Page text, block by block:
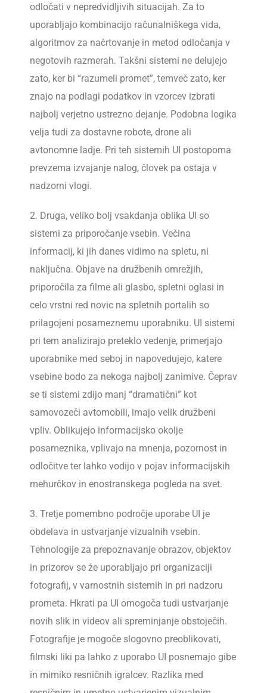
odločati v nepredvidljivih situacijah. Za to
uporabljajo kombinacijo računalniškega vida,
algoritmov za načrtovanje in metod odločanja v
negotovih razmerah. Takšni sistemi ne delujejo
zato, ker bi “razumeli promet”, temveč zato, ker
znajo na podlagi podatkov in vzorcev izbrati
najbolj verjetno ustrezno dejanje. Podobna logika
velja tudi za dostavne robote, drone ali
avtonomne ladje. Pri teh sistemih UI postopoma
prevzema izvajanje nalog, človek pa ostaja v
nadzorni vlogi.
2. Druga, veliko bolj vsakdanja oblika UI so
sistemi za priporočanje vsebin. Večina
informacij, ki jih danes vidimo na spletu, ni
naključna. Objave na družbenih omrežjih,
priporočila za filme ali glasbo, spletni oglasi in
celo vrstni red novic na spletnih portalih so
prilagojeni posameznemu uporabniku. UI sistemi
pri tem analizirajo preteklo vedenje, primerjajo
uporabnike med seboj in napovedujejo, katere
vsebine bodo za nekoga najbolj zanimive. Čeprav
se ti sistemi zdijo manj “dramatični” kot
samovozeči avtomobili, imajo velik družbeni
vpliv. Oblikujejo informacijsko okolje
posameznika, vplivajo na mnenja, pozornost in
odločitve ter lahko vodijo v pojav informacijskih
mehurčkov in enostranskega pogleda na svet.
3. Tretje pomembno področje uporabe UI je
obdelava in ustvarjanje vizualnih vsebin.
Tehnologije za prepoznavanje obrazov, objektov
in prizorov se že uporabljajo pri organizaciji
fotografij, v varnostnih sistemih in pri nadzoru
prometa. Hkrati pa UI omogoča tudi ustvarjanje
novih slik in videov ali spreminjanje obstoječih.
Fotografije je mogoče slogovno preoblikovati,
filmski liki pa lahko z uporabo UI posnemajo gibe
in mimiko resničnih igralcev. Razlika med